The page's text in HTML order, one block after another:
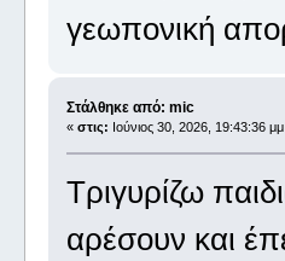
γεωπονική
Στάλθηκε από: mic
« στις: Ιούνιος 30, 2026, 19:43:36
Τριγυρίζω
αρέσουν και